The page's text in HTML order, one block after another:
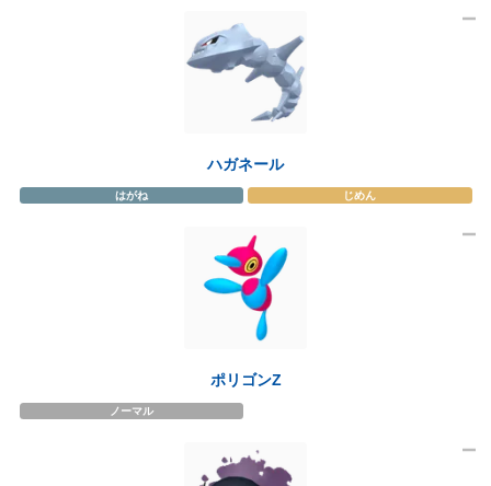
ハガネール
はがね じめん
ポリゴンZ
ノーマル